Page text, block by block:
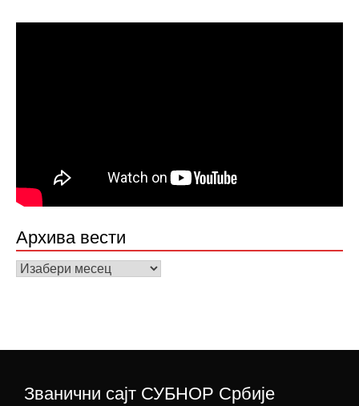
Архива вести
Архива
Званични сајт СУБНОР Србије